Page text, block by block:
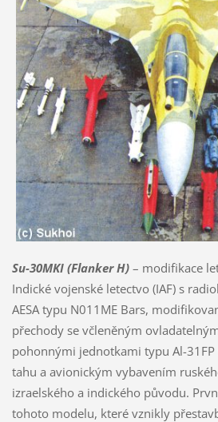
Su-30MKI (Flanker H)– modifikace
Indické vojenské letectvo (IAF) s
AESA typu N011ME Bars,
přechody se včleněným
pohonnými jednotkami typu Al-
tahu a avionickým vybavením
izraelského a indického původu.
tohoto modelu, které vznikly